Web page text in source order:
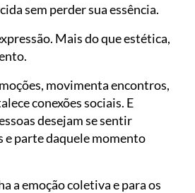
sem perder sua essência.
Mais do que estética,
movimenta encontros,
conexões sociais. E
desejam se sentir
e parte daquele momento
a emoção coletiva e para os